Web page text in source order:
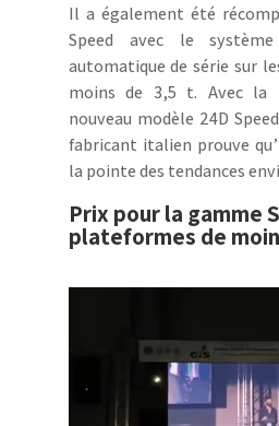
Il a également été
Speed avec le
automatique de série sur
moins de 3,5 t. Avec la
nouveau modèle 24D
fabricant italien prouve
la pointe des tendances
Prix pour la gamme
plateformes de